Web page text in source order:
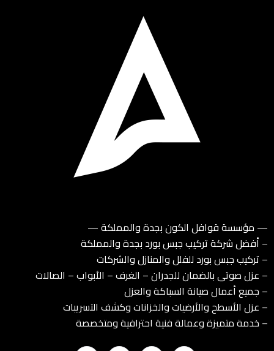
— مؤسسة قوافل الكون بجدة والمملكة —
– أفضل شركة تركيب جبس بورد بجدة والمملكة
– تركيب جبس بورد للفلل والمنازل والشركات
– عزل صوتى بالضمان للجدران – الغرف – الأبواب – الصالات
– جميع أعمال صيانة السباكة والعزل
– عزل الأسطح والأرضيات والخزانات وكشف التسريبات
– خدمة متميزة وعمالة فنية احترافية ومتخصصة